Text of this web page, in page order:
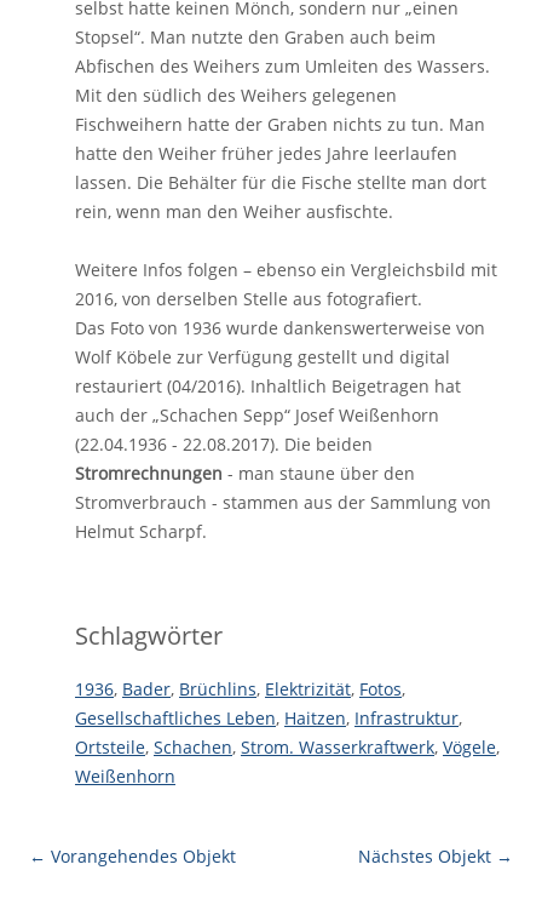
selbst hatte keinen Mönch, sondern nur „einen
Stopsel“. Man nutzte den Graben auch beim
Abfischen des Weihers zum Umleiten des Wassers.
Mit den südlich des Weihers gelegenen
Fischweihern hatte der Graben nichts zu tun. Man
hatte den Weiher früher jedes Jahre leerlaufen
lassen. Die Behälter für die Fische stellte man dort
rein, wenn man den Weiher ausfischte.
Weitere Infos folgen – ebenso ein Vergleichsbild mit
2016, von derselben Stelle aus fotografiert.
Das Foto von 1936 wurde dankenswerterweise von
Wolf Köbele zur Verfügung gestellt und digital
restauriert (04/2016). Inhaltlich Beigetragen hat
auch der „Schachen Sepp“ Josef Weißenhorn
(22.04.1936 - 22.08.2017). Die beiden
Stromrechnungen - man staune über den
Stromverbrauch - stammen aus der Sammlung von
Helmut Scharpf.
Schlagwörter
1936, Bader, Brüchlins, Elektrizität, Fotos,
Gesellschaftliches Leben, Haitzen, Infrastruktur,
Ortsteile, Schachen, Strom. Wasserkraftwerk, Vögele,
Weißenhorn
← Vorangehendes Objekt Nächstes Objekt →